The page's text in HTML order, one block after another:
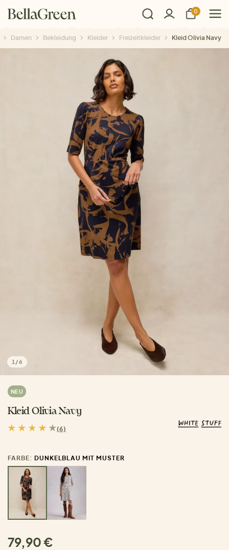
0
Damen Bekleidung Kleider Freizeitkleider Kleid Olivia Navy
1 /6
NEU
Kleid Olivia Navy
(6)
FARBE: DUNKELBLAU MIT MUSTER
79,90 €